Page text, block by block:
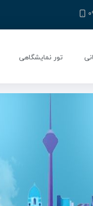
تور نمایشگاهی